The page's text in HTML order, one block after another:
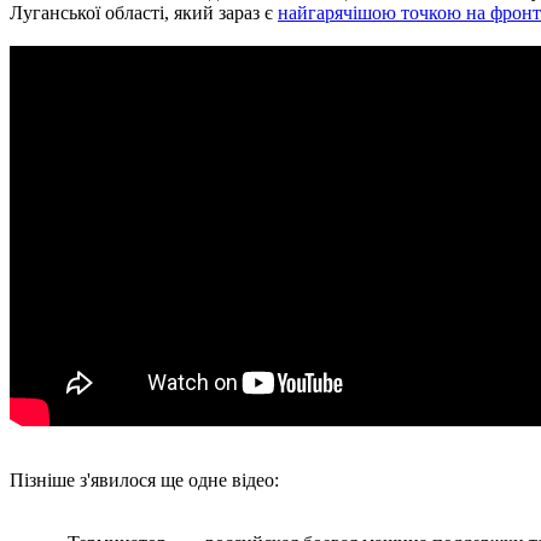
Луганської області, який зараз є найгарячішою точкою на
Пізніше з'явилося ще одне відео: